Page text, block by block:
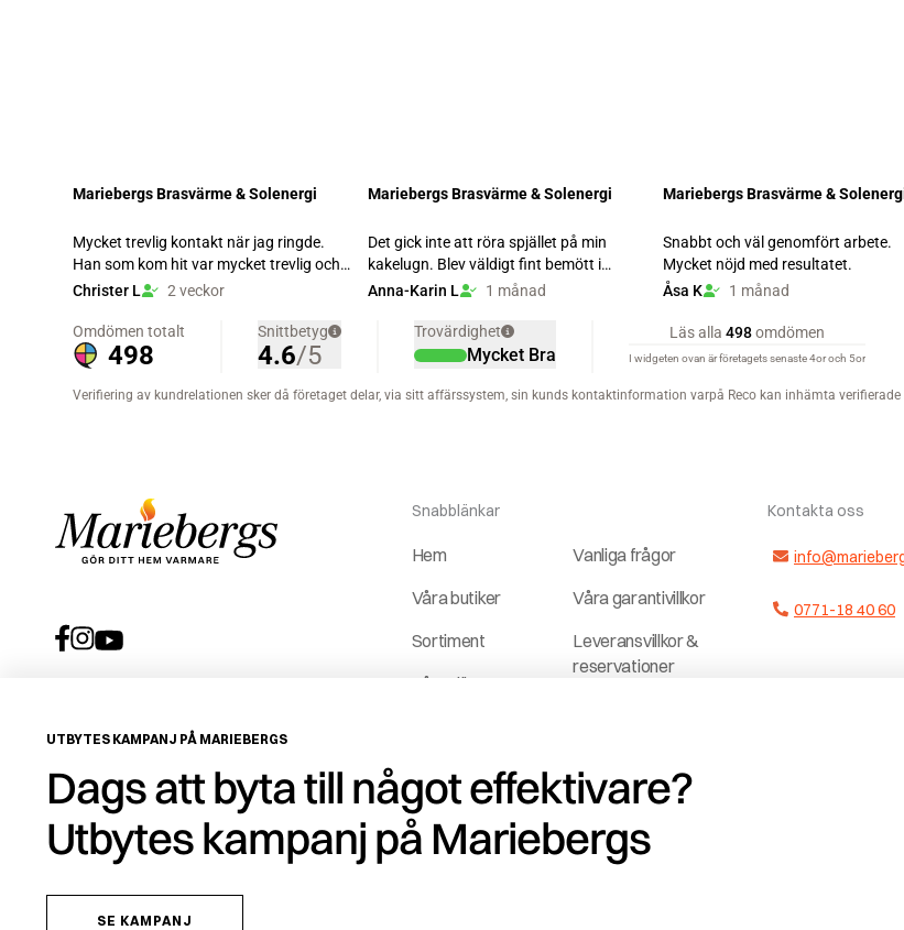
Snabblänkar
Hem
Våra butiker
Sortiment
Våra tjänster
Service &
reservdelar
ROT-avdrag
Vanliga frågor
Våra garantivillkor
Leveransvillkor &
reservationer
Jobba hos och
med oss
Vedklubben
Kontakta oss
0771-18 40 60
UTBYTES KAMPANJ PÅ MARIEBERGS
Dags att byta till något effektivare?
Utbytes kampanj på Mariebergs
SE KAMPANJ